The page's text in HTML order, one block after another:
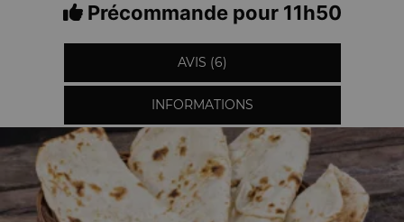
Précommande pour 11h50
AVIS (6)
INFORMATIONS